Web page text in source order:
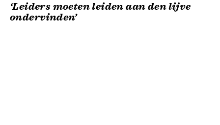
‘Leiders moeten leiden aan den lijve
ondervinden’